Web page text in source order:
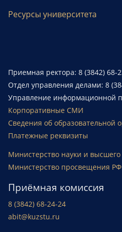
Ресурсы университета
Приемная ректора: 8 (3842) 68-
Отдел управления делами: 8
Управление информационной
Корпоративные СМИ
Сведения об образовательной
Платежные реквизиты
Министерство науки и
Министерство просвещения РФ
Приёмная комиссия
8 (3842) 68-24-24
abit@kuzstu.ru